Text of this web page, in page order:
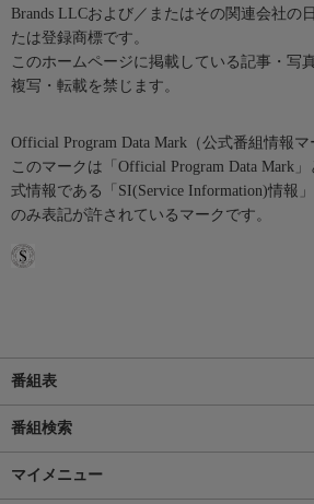
Brands LLCおよび／またはその関連会社の
たは登録商標です。
このホームページに掲載している記事・写
複写・転載を禁じます。
Official Program Data Mark（公式番組情報マ
このマークは「Official Program Data Mark
式情報である「SI(Service Information)情報
のみ表記が許されているマークです。
番組表
番組検索
マイメニュー